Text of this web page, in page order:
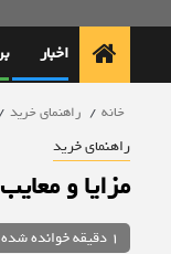
اخبار
خانه راهنمای خرید
راهنمای خرید
مزایا و
1 دقیقه خوانده شده